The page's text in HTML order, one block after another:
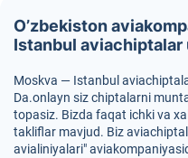
O’zbekiston
Istanbul aviachiptalar
Moskva — Istanbul
Da.onlayn siz chiptalarni
topasiz. Bizda faqat ichki va
takliflar mavjud. Biz
avialiniyalari"